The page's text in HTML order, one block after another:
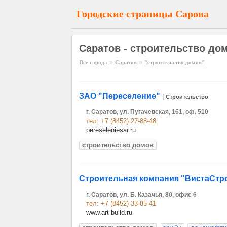
Городские страницы Сарова
Саратов - строительство
Все города » Саратов » "строительство домов"
ЗАО "Переселение" Строительство
г. Саратов, ул. Пугачевская, 161, оф. 510
тел: +7 (8452) 27-88-48
pereseleniesar.ru
строительство домов
Строительная компания
г. Саратов, ул. Б. Казачья, 80, офис 6
тел: +7 (8452) 33-85-41
www.art-build.ru